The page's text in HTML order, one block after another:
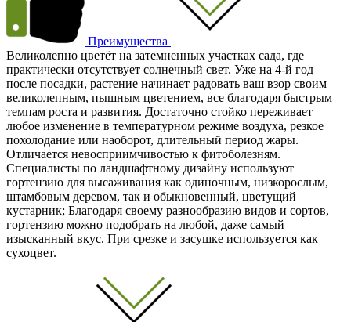
Преимущества
Великолепно цветёт на затемненных участках сада, где
практически отсутствует солнечный свет. Уже на 4-й год
после посадки, растение начинает радовать ваш взор своим
великолепным, пышным цветением, все благодаря быстрым
темпам роста и развития. Достаточно стойко переживает
любое изменение в температурном режиме воздуха, резкое
похолодание или наоборот, длительный период жары.
Отличается невосприимчивостью к фитоболезням.
Специалисты по ландшафтному дизайну используют
гортензию для высаживания как одиночным, низкорослым,
штамбовым деревом, так и обыкновенный, цветущий
кустарник; Благодаря своему разнообразию видов и сортов,
гортензию можно подобрать на любой, даже самый
изысканный вкус. При срезке и засушке используется как
сухоцвет.